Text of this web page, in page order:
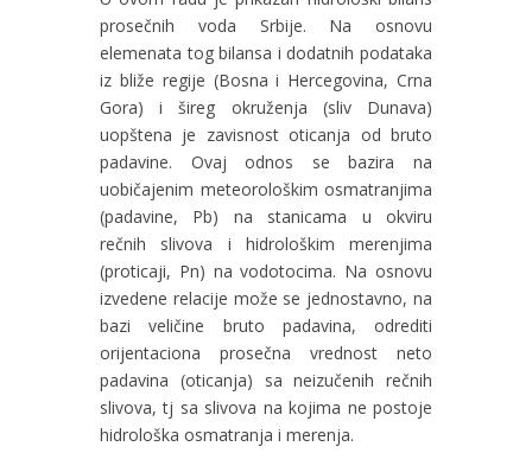
prosečnih voda Srbije. Na osnovu
elemenata tog bilansa i dodatnih podataka
iz bliže regije (Bosna i Hercegovina, Crna
Gora) i šireg okruženja (sliv Dunava)
uopštena je zavisnost oticanja od bruto
padavine. Ovaj odnos se bazira na
uobičajenim meteorološkim osmatranjima
(padavine, Pb) na stanicama u okviru
rečnih slivova i hidrološkim merenjima
(proticaji, Pn) na vodotocima. Na osnovu
izvedene relacije može se jednostavno, na
bazi veličine bruto padavina, odrediti
orijentaciona prosečna vrednost neto
padavina (oticanja) sa neizučenih rečnih
slivova, tj sa slivova na kojima ne postoje
hidrološka osmatranja i merenja.